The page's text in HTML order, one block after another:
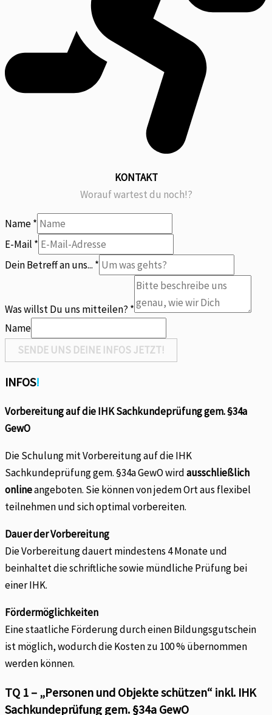
KONTAKT
Worauf wartest du noch!?
Name*
E-Mail *
Betreff
Dein Betreff an uns... *
Was willst Du uns mitteilen? *
Name
SENDE UNS DEINE INFOS JETZT!
INFOS!
Vorbereitung auf die IHK Sachkundeprüfung gem. §34a
GewO
Die Schulung mit Vorbereitung auf die IHK
Sachkundeprüfung gem. §34a GewO wirdausschließlich
onlineangeboten. Sie können von jedem Ort aus flexibel
teilnehmen und sich optimal vorbereiten.
Dauer der Vorbereitung
Die Vorbereitung dauert mindestens 4 Monate und
beinhaltet die schriftliche sowie mündliche Prüfung bei
einer IHK.
Fördermöglichkeiten
Eine staatliche Förderung durch einen Bildungsgutschein
ist möglich, wodurch die Kosten zu 100 % übernommen
werden können.
TQ 1 – „Personen und Objekte schützen“ inkl. IHK
Sachkundeprüfung gem. §34a GewO